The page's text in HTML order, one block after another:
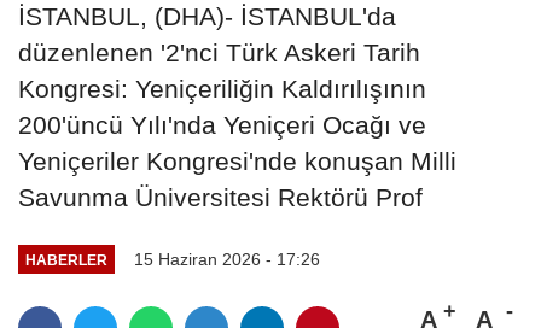
İSTANBUL, (DHA)- İSTANBUL'da
düzenlenen '2'nci Türk Askeri Tarih
Kongresi: Yeniçeriliğin Kaldırılışının
200'üncü Yılı'nda Yeniçeri Ocağı ve
Yeniçeriler Kongresi'nde konuşan Milli
Savunma Üniversitesi Rektörü Prof
HABERLER 15 Haziran 2026 - 17:26
A A